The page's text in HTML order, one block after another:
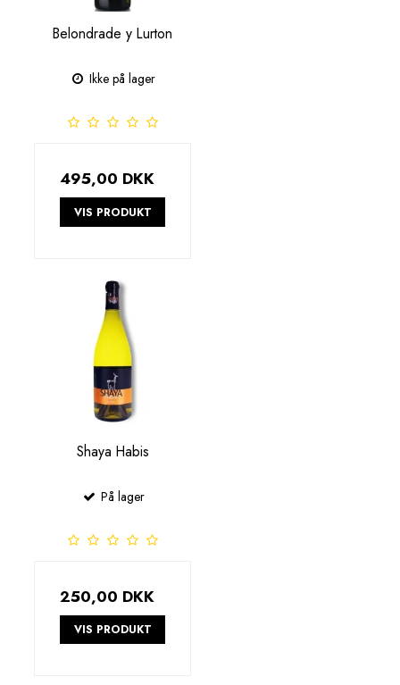
Belondrade y Lurton
Ikke på lager
495,00 DKK
VIS PRODUKT
Shaya Habis
På lager
250,00 DKK
VIS PRODUKT